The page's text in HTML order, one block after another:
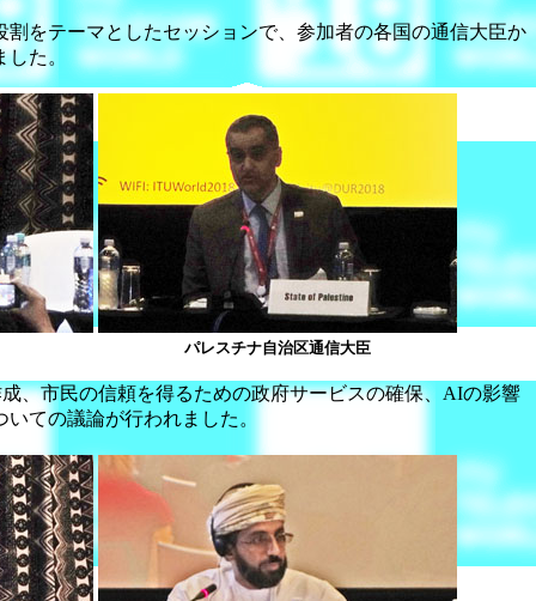
をテーマとしたセッションで、参加者の各国の通信大臣か
した。
パレスチナ自治区通信大臣
、市民の信頼を得るための政府サービスの確保、AIの影響
ての議論が行われました。